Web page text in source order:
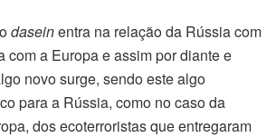
daseinentra na relação da Rússia com
com a Europa e assim por diante e
novo surge, sendo este algo
para a Rússia, como no caso da
dos ecoterroristas que entregaram